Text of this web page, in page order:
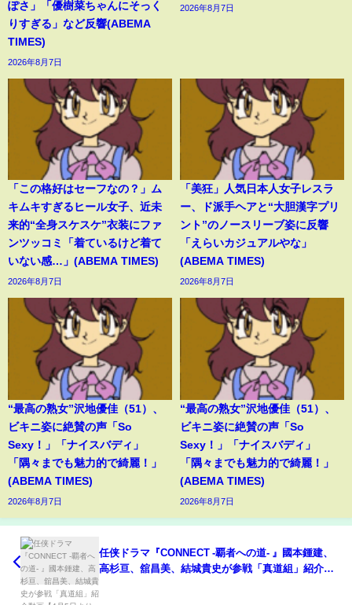
ぽさ」「優樹菜ちゃんにそっく
りすぎる」など反響(ABEMA
TIMES)
2026年8月7日
2026年8月7日
「この格好はセーフなの？」ム
キムキすぎるヒール女子、近未
来的“全身スケスケ”衣装にファ
ンツッコミ「着ているけど着て
いない感…」(ABEMA TIMES)
2026年8月7日
「美狂」人気日本人女子レスラ
ー、ド派手ヘアと“大胆漢字プリ
ント”のノースリーブ姿に反響
「えらいカジュアルやな」
(ABEMA TIMES)
2026年8月7日
“最高の熟女”沢地優佳（51）、
ビキニ姿に絶賛の声「So
Sexy！」「ナイスバディ」
「隅々までも魅力的で綺麗！」
(ABEMA TIMES)
2026年8月7日
“最高の熟女”沢地優佳（51）、
ビキニ姿に絶賛の声「So
Sexy！」「ナイスバディ」
「隅々までも魅力的で綺麗！」
(ABEMA TIMES)
2026年8月7日
任侠ドラマ『CONNECT -覇者への道- 』國本鍾建、
高杉亘、舘昌美、結城貴史が参戦「真道組」紹介動